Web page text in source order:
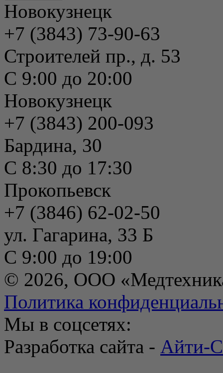
Новокузнецк
+7 (3843) 73-90-63
Строителей пр., д. 53
С 9:00 до 20:00
Новокузнецк
+7 (3843) 200-093
Бардина, 30
С 8:30 до 17:30
Прокопьевск
+7 (3846) 62-02-50
ул. Гагарина, 33 Б
С 9:00 до 19:00
© 2026, ООО
Политика
Мы в соцсетях:
Разработка сайта - Айти-